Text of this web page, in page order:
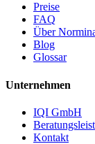
Preise
FAQ
Über
Blog
Glossar
Unternehmen
IQI GmbH
Kontakt